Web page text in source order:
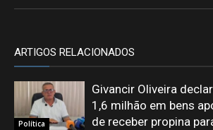
ARTIGOS RELACIONADOS
Política
Givancir Oliveira
1,6 milhão em bens
de receber propina